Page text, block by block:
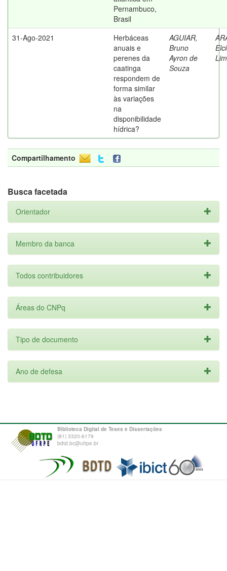
Pernambuco,
Brasil
31-Ago-2021
Herbáceas
anuais e
perenes da
caatinga
respondem de
forma similar
às variações
na
disponibilidade
hídrica?
AGUIAR,
Bruno
Ayron de
Souza
Compartilhamento
Busca facetada
Orientador
Membro da banca
Todos contribuidores
Áreas do CNPq
Tipo de documento
Ano de defesa
Biblioteca Digital de Teses e Dissertações
(81) 3320-6179
bdtd.bc@ufrpe.br